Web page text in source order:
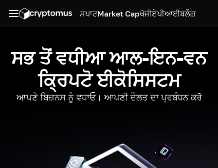
ਸਪਾਟMarket Capਖੋਜੀਏਪੀਆਈਬਲੌਗ
ਸਭ ਤੋਂ ਵਧੀਆ ਆਲ-ਇਨ-ਵਨ
ਕ੍ਰਿਪਟੋ ਈਕੋਸਿਸਟਮ
ਆਪਣੇ ਬਿਜ਼ਨਸ ਨੂੰ ਵਧਾਓ। ਆਪਣੀ ਦੌਲਤ ਦਾ ਪ੍ਰਬੰਧਨ ਕਰੋ